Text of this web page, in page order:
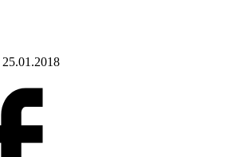
25.01.2018